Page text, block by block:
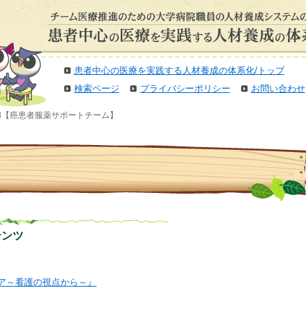
患者中心の医療を実践する人材養成の体系化/トップ
検索ページ
プライバシーポリシー お問い合わせ
癌患者服薬サポートチーム】
ツ
看護の視点から～』